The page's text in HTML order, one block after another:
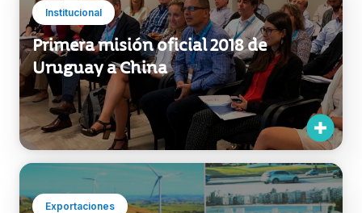
Institucional
Primera misión oficial 2018 de
Uruguay a China
Exportaciones